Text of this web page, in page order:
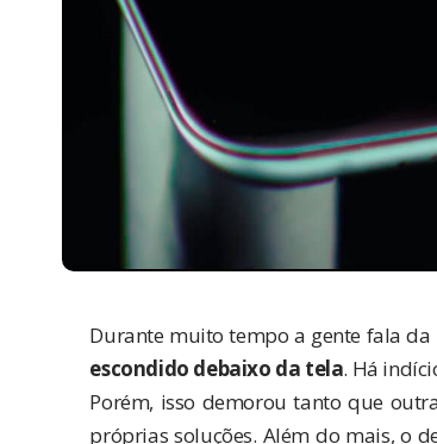
Durante muito tempo a gente fala
escondido debaixo da tela. Há
Porém, isso demorou tanto que
próprias soluções. Além do mais, o